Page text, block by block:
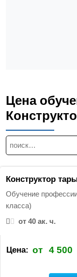
Цена
Н
а
т
Конструктор
Обучение
класса)
от 40 ак. ч.
Цена: от 4 500